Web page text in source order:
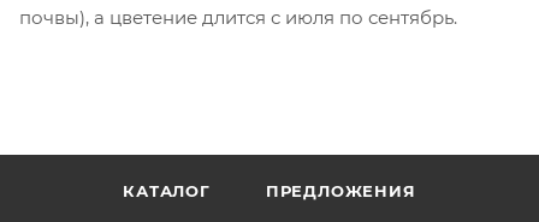
почвы), а цветение длится с июля по сентябрь.
КАТАЛОГ ПРЕДЛОЖЕНИЯ